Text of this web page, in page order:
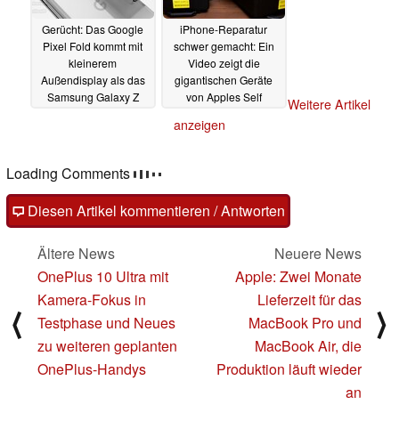
Gerücht: Das Google
Pixel Fold kommt mit
kleinerem
Außendisplay als das
Samsung Galaxy Z
iPhone-Reparatur
schwer gemacht: Ein
Video zeigt die
gigantischen Geräte
von Apples Self
03.05.2022
Weitere Artikel
anzeigen
Loading Comments
Diesen Artikel kommentieren / Antworten
⟨
Ältere News
OnePlus 10 Ultra mit
Kamera-Fokus in
Testphase und Neues
zu weiteren geplanten
OnePlus-Handys
Neuere News
Apple: Zwei Monate
Lieferzeit für das
MacBook Pro und
MacBook Air, die
Produktion läuft wieder
an
⟩